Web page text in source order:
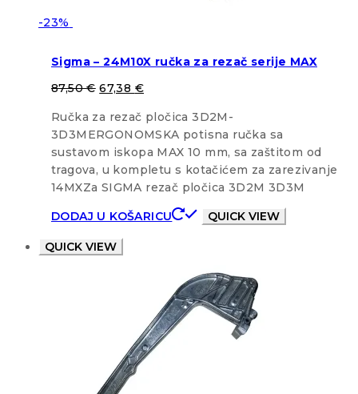
-23%
Sigma – 24M10X ručka za rezač serije MAX
87,50€ 67,38 €
Ručka za rezač pločica 3D2M-
3D3MERGONOMSKA potisna ručka sa
sustavom iskopa MAX 10 mm, sa zaštitom od
tragova, u kompletu s kotačićem za zarezivanje
14MXZa SIGMA rezač pločica 3D2M 3D3M
DODAJ U KOŠARICU
QUICK VIEW
QUICK VIEW